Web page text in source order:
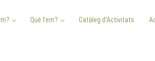
Què fem? Catàleg d’Activitats